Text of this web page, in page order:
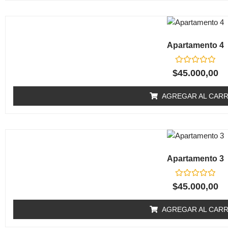
de
Apartamento 4
Valorado
en
5
$45.000,00
AGREGAR AL
Apartamento 3
Valorado
en
5
$45.000,00
AGREGAR AL